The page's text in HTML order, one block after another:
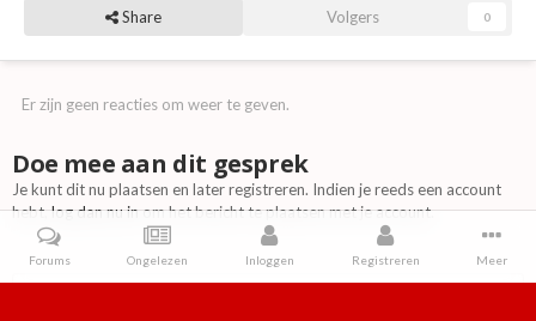
Share Volgers 0
Er zijn geen reacties om weer te geven.
Doe mee aan dit gesprek
Je kunt dit nu plaatsen en later registreren. Indien je reeds een account
hebt,log dan nu inom het bericht te plaatsen met je account.
Forums Ongelezen Inloggen Registreren Meer